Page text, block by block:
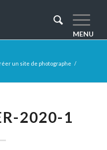
un site de photographe /
2020-1